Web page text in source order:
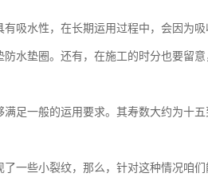
吸水性，在长期运用过程中，会因为
水垫圈。还有，在施工的时分也要留
足一般的运用要求。其寿数大约为十
一些小裂纹，那么，针对这种情况咱